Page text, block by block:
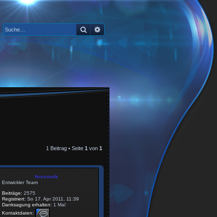
Suche
1 Beitrag • Seite 1 von 1
feissmaik
Entwickler Team
Beiträge: 2575
Registriert: So 17. Apr 2011, 11:39
Danksagung erhalten: 1 Mal
Kontaktdaten:
K